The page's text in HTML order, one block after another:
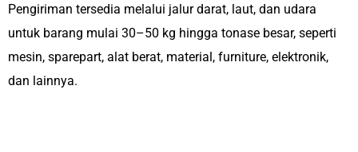
Pengiriman tersedia melalui jalur darat, laut, dan udara
untuk barang mulai 30–50 kg hingga tonase besar, seperti
mesin, sparepart, alat berat, material, furniture, elektronik,
dan lainnya.